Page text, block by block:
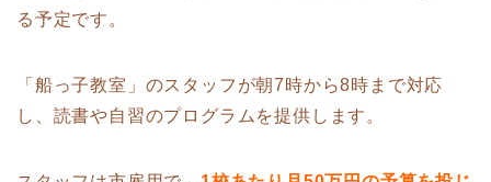
る予定です。
「船っ子教室」のスタッフが朝7時から8時まで対応
し、読書や自習のプログラムを提供します。